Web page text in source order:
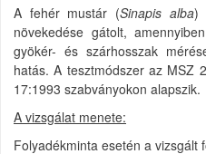
A fehér mustár (Sinapis alba)
növekedése gátolt,
gyökér- és szárhosszak
hatás. A tesztmódszer az MSZ
17:1993 szabványokon alapszik.
A vizsgálat menete:
Folyadékminta esetén a